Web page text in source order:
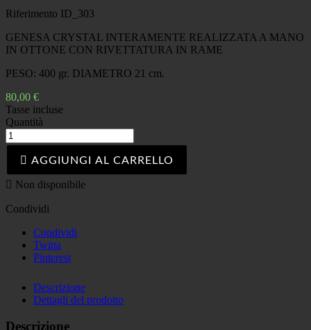
Riferimento ID_303
GENESA CRYSTAL INTERAMENTE REALIZZATA A MANO
IN OTTONE CON RIVETTATURA IN RAME
PESO: 400 gr. DIAMETRO 21 cm.
80,00 €
Tasse incluse
Quantità
AGGIUNGI AL CARRELLO
 Non disponibile
Condividi
Condividi
Twitta
Pinterest
Descrizione
Dettagli del prodotto
Descrizione